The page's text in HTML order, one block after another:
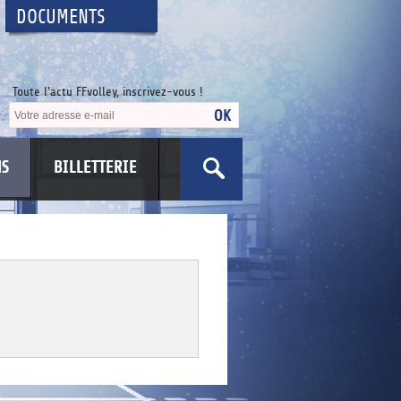
DOCUMENTS
Toute l'actu FFvolley, inscrivez-vous !
BILLETTERIE